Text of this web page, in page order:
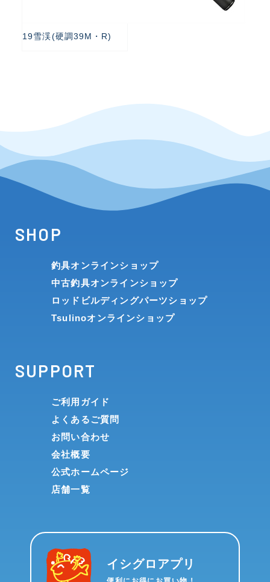
19雪渓(硬調39M・R)
SHOP
釣具オンラインショップ
中古釣具オンラインショップ
ロッドビルディングパーツショップ
Tsulinoオンラインショップ
SUPPORT
ご利用ガイド
よくあるご質問
お問い合わせ
会社概要
公式ホームページ
店舗一覧
イシグロアプリ